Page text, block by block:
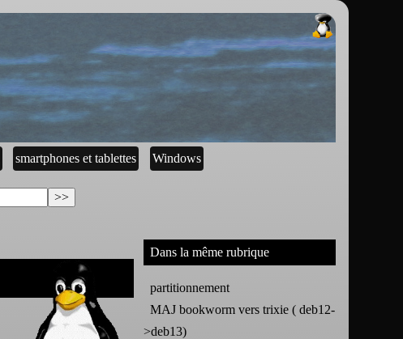
smartphones et tablettes Windows
Dans la même rubrique
partitionnement
MAJ bookworm vers trixie ( deb12-
>deb13)